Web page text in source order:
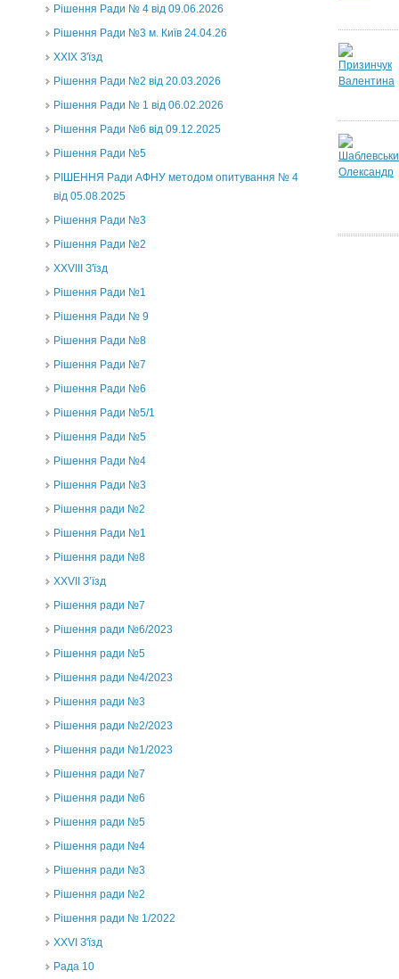
Рішення Ради № 4 від 09.06.2026
Рішення Ради №3 м. Київ 24.04.26
XXІХ З'їзд
Рішення Ради №2 від 20.03.2026
Рішення Ради № 1 від 06.02.2026
Рішення Ради №6 від 09.12.2025
Рішення Ради №5
РІШЕННЯ Ради АФНУ методом опитування № 4
від 05.08.2025
Рішення Ради №3
Рішення Ради №2
XXVIII З'їзд
Рішення Ради №1
Рішення Ради № 9
Рішення Ради №8
Рішення Ради №7
Рішення Ради №6
Рішення Ради №5/1
Рішення Ради №5
Рішення Ради №4
Рішення Ради №3
Рішення ради №2
Рішення Ради №1
Рішення ради №8
ХХVII З’їзд
Рішення ради №7
Рішення ради №6/2023
Рішення ради №5
Рішення ради №4/2023
Рішення ради №3
Рішення ради №2/2023
Рішення ради №1/2023
Рішення ради №7
Рішення ради №6
Рішення ради №5
Рішення ради №4
Рішення ради №3
Рішення ради №2
Рішення ради № 1/2022
XXVI З'їзд
Рада 10